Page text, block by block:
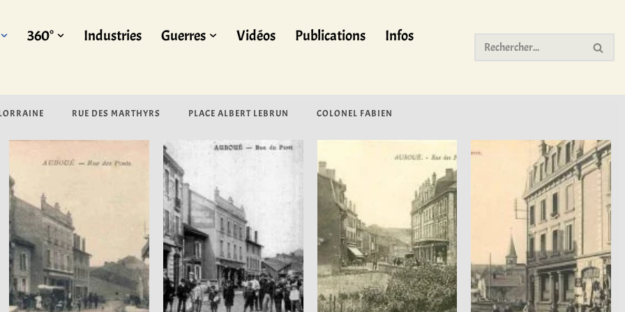
360° Industries Guerres Vidéos Publications
Infos
RUE DES MARTHYRS PLACE ALBERT LEBRUN COLONEL FABIEN